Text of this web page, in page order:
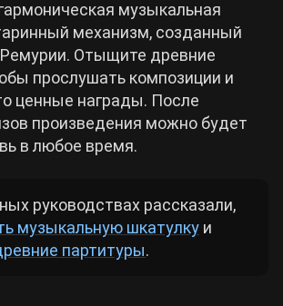
музыкальная
механизм, созданный
Отыщите древние
прослушать композиции и
ценные награды. После
произведения можно будет
в любое время.
руководствах рассказали,
музыкальную шкатулку и
партитуры.